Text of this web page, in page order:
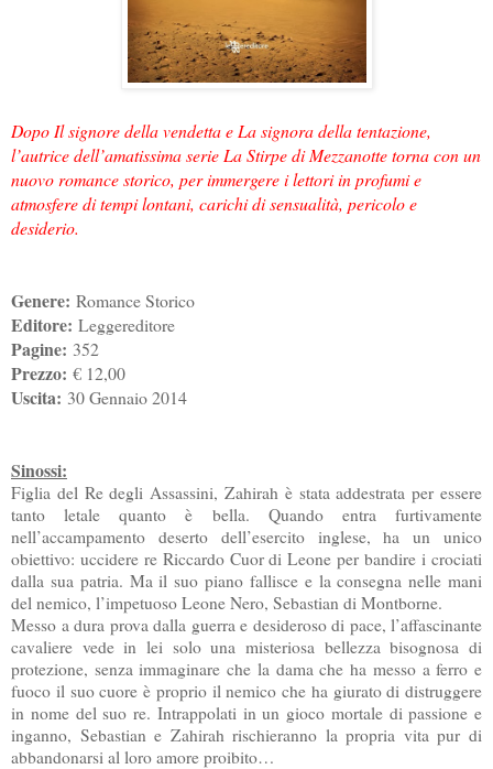
Dopo Il signore della vendetta e La signora della tentazione,
l’autrice dell’amatissima serie La Stirpe di Mezzanotte torna con un
nuovo romance storico, per immergere i lettori in profumi e
atmosfere di tempi lontani, carichi di sensualità, pericolo e
desiderio.
Genere: Romance Storico
Editore: Leggereditore
Pagine: 352
Prezzo: € 12,00
Uscita: 30 Gennaio 2014
Sinossi:
Figlia del Re degli Assassini, Zahirah è stata addestrata per essere
tanto letale quanto è bella. Quando entra furtivamente
nell’accampamento deserto dell’esercito inglese, ha un unico
obiettivo: uccidere re Riccardo Cuor di Leone per bandire i crociati
dalla sua patria. Ma il suo piano fallisce e la consegna nelle mani
del nemico, l’impetuoso Leone Nero, Sebastian di Montborne.
Messo a dura prova dalla guerra e desideroso di pace, l’affascinante
cavaliere vede in lei solo una misteriosa bellezza bisognosa di
protezione, senza immaginare che la dama che ha messo a ferro e
fuoco il suo cuore è proprio il nemico che ha giurato di distruggere
in nome del suo re. Intrappolati in un gioco mortale di passione e
inganno, Sebastian e Zahirah rischieranno la propria vita pur di
abbandonarsi al loro amore proibito…